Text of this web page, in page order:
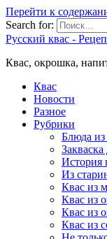
Перейти к
Search for:
Русский квас -
Квас, окрошка,
Квас
Новости
Разное
Рубрики
Блюда из
Закваска
История
Из
Квас из
Квас из
Квас из
Квас из